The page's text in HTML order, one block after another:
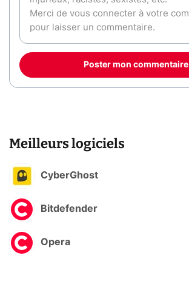
Poster mon commentaire
Meilleurs logiciels
CyberGhost
Bitdefender
Opera